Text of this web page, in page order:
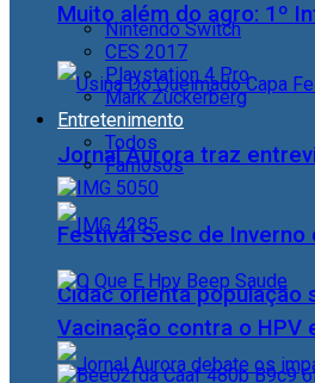
Muito além do agro: 1º
Jornal Aurora traz
Cidac orienta
Nintendo Switch
CES 2017
Playstation 4 Pro
Mark Zuckerberg
Entretenimento
Todos
Famosos
Festival Sesc de
Vacinação contra o